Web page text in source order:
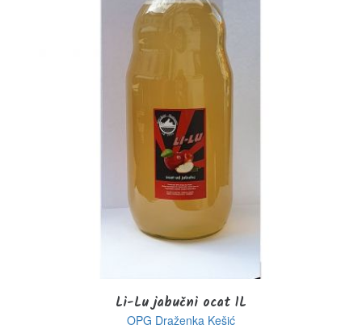
Li-Lu jabučni ocat 1L
OPG Draženka Kešić